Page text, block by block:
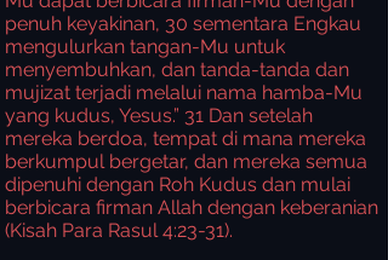
penuh keyakinan, 30 sementara Engkau
mengulurkan tangan-Mu untuk
menyembuhkan, dan tanda-tanda dan
mujizat terjadi melalui nama hamba-Mu
yang kudus, Yesus.” 31 Dan setelah
mereka berdoa, tempat di mana mereka
berkumpul bergetar, dan mereka semua
dipenuhi dengan Roh Kudus dan mulai
berbicara firman Allah dengan keberanian
(Kisah Para Rasul 4:23-31).